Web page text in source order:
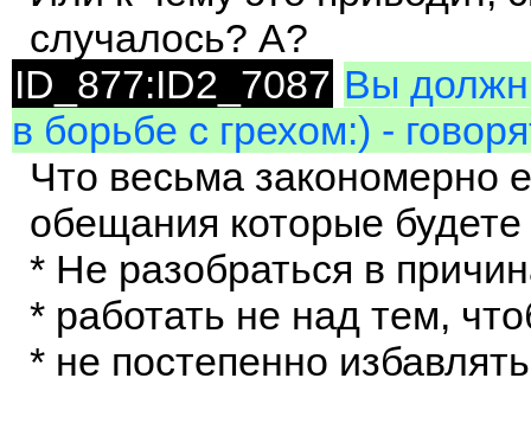
случалось? А?
ID_877:ID2_7087 Вы
в борьбе с грехом:) -
Что весьма закономерно
обещания которые
* Не разобраться в
* работать не над тем,
* не постепенно